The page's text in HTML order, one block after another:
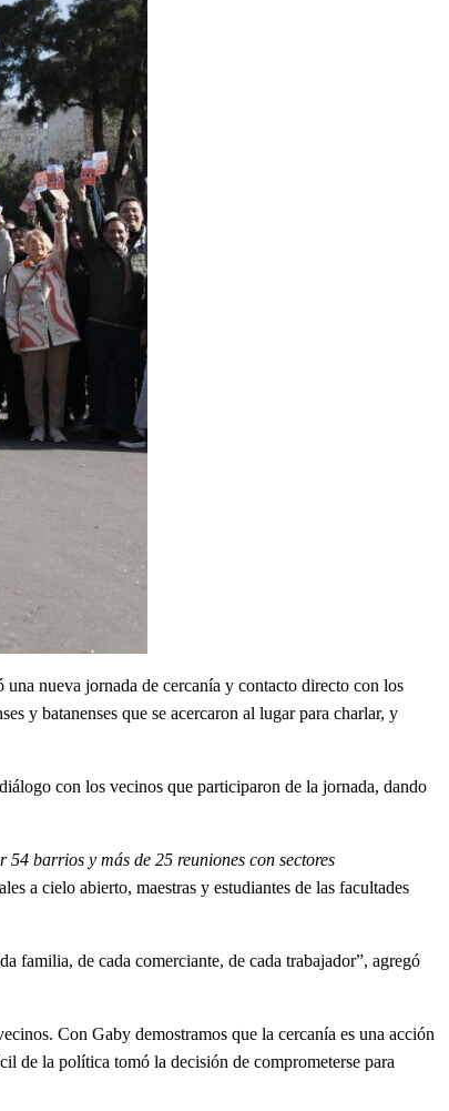
nueva jornada de cercanía y contacto directo con los
y batanenses que se acercaron al lugar para charlar, y
con los vecinos que participaron de la jornada, dando
54 barrios y más de 25 reuniones con sectores
a cielo abierto, maestras y estudiantes de las facultades
familia, de cada comerciante, de cada trabajador”, agregó
Con Gaby demostramos que la cercanía es una acción
de la política tomó la decisión de comprometerse para